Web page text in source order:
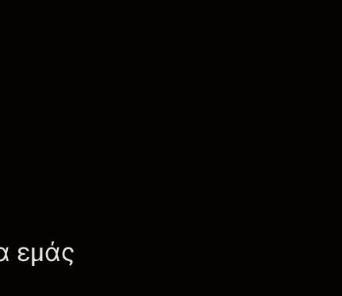
εμάς